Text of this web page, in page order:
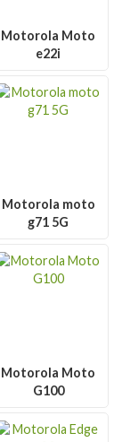
Motorola Moto
e22i
Motorola moto
g71 5G
Motorola Moto
G100